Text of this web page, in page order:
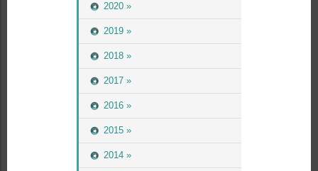
2020 »
2019 »
2018 »
2017 »
2016 »
2015 »
2014 »